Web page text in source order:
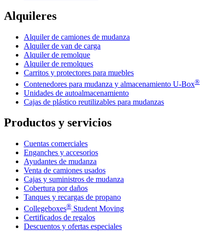
Alquileres
Alquiler de camiones de mudanza
Alquiler de van de carga
Alquiler de remolque
Alquiler de remolques
Carritos y protectores para muebles
Contenedores para mudanza y almacenamiento U-Box®
Unidades de autoalmacenamiento
Cajas de plástico reutilizables para mudanzas
Productos y servicios
Cuentas comerciales
Enganches y accesorios
Ayudantes de mudanza
Venta de camiones usados
Cajas y suministros de mudanza
Cobertura por daños
Tanques y recargas de propano
Collegeboxes® Student Moving
Certificados de regalos
Descuentos y ofertas especiales